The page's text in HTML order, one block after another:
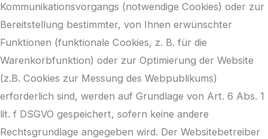
Kommunikationsvorgangs (notwendige Cookies) oder zur
Bereitstellung bestimmter, von Ihnen erwünschter
Funktionen (funktionale Cookies, z. B. für die
Warenkorbfunktion) oder zur Optimierung der Website
(z.B. Cookies zur Messung des Webpublikums)
erforderlich sind, werden auf Grundlage von Art. 6 Abs. 1
lit. f DSGVO gespeichert, sofern keine andere
Rechtsgrundlage angegeben wird. Der Websitebetreiber